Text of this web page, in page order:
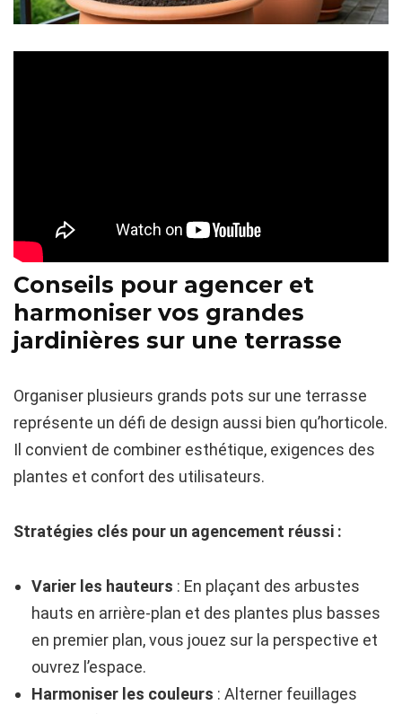
Conseils pour agencer et
harmoniser vos grandes
jardinières sur une terrasse
Organiser plusieurs grands pots sur une terrasse
représente un défi de design aussi bien qu’horticole.
Il convient de combiner esthétique, exigences des
plantes et confort des utilisateurs.
Stratégies clés pour un agencement réussi :
Varier les hauteurs : En plaçant des arbustes
hauts en arrière-plan et des plantes plus basses
en premier plan, vous jouez sur la perspective et
ouvrez l’espace.
Harmoniser les couleurs : Alterner feuillages